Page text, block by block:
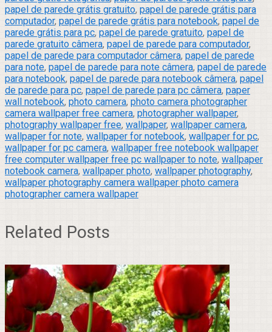
papel de parede grátis gratuito, papel de parede grátis para
computador, papel de parede grátis para notebook, papel de
parede grátis para pc, papel de parede gratuito, papel de
parede gratuito câmera, papel de parede para computador,
papel de parede para computador câmera, papel de parede
para note, papel de parede para note câmera, papel de parede
para notebook, papel de parede para notebook câmera, papel
de parede para pc, papel de parede para pc câmera, paper
wall notebook, photo camera, photo camera photographer
camera wallpaper free camera, photographer wallpaper,
photography wallpaper free, wallpaper, wallpaper camera,
wallpaper for note, wallpaper for notebook, wallpaper for pc,
wallpaper for pc camera, wallpaper free notebook wallpaper
free computer wallpaper free pc wallpaper to note, wallpaper
notebook camera, wallpaper photo, wallpaper photography,
wallpaper photography camera wallpaper photo camera
photographer camera wallpaper
Related Posts